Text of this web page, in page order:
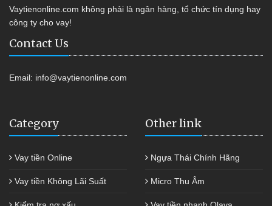
Vaytienonline.com không phải là ngân hàng, tổ chức tín dụng hay
công ty cho vay!
Contact Us
Email: info@vaytienonline.com
Category
Vay tiền Online
Vay tiền Không Lãi Suất
Other link
Ngựa Thái Chính Hãng
Micro Thu Âm